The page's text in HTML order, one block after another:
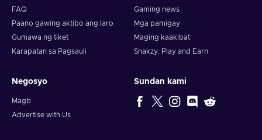
FAQ
Paano gawing aktibo ang laro
Gumawa ng tiket
Karapatan sa Pagsauli
Gaming news
Mga pamigay
Maging kaakibat
Snakzy: Play and Earn
Negosyo
Magb
Advertise with Us
Sundan kami